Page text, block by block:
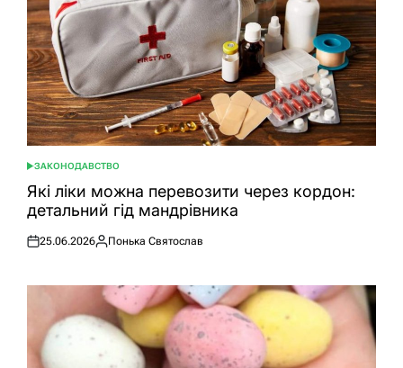
ОПУБЛІКУВАТИ
У
ЗАКОНОДАВСТВО
Які ліки можна перевозити через кордон:
детальний гід мандрівника
Оприлюднено
25.06.2026
Опубліковано
Понька Святослав